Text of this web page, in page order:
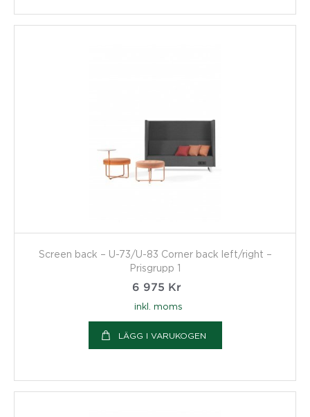
Screen back – U-73/U-83 Corner back left/right –
Prisgrupp 1
6 975 Kr
inkl. moms
LÄGG I VARUKOGEN